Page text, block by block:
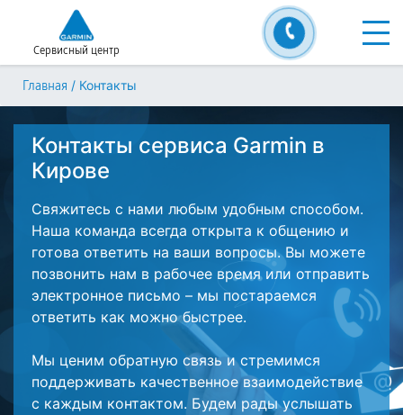
Сервисный центр
Главная / Контакты
Контакты сервиса Garmin в
Кирове
Свяжитесь с нами любым удобным способом.
Наша команда всегда открыта к общению и
готова ответить на ваши вопросы. Вы можете
позвонить нам в рабочее время или отправить
электронное письмо – мы постараемся
ответить как можно быстрее.
Мы ценим обратную связь и стремимся
поддерживать качественное взаимодействие
с каждым контактом. Будем рады услышать